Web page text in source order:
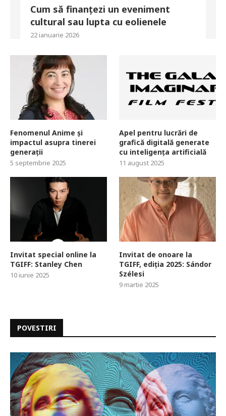
Cum să finanțezi un eveniment
cultural sau lupta cu eolienele
22 ianuarie 2026
Fenomenul Anime și
impactul asupra tinerei
generații
5 septembrie 2025
Apel pentru lucrări de
grafică digitală generate
cu inteligența artificială
11 august 2025
Invitat special online la
TGIFF: Stanley Chen
10 iunie 2025
Invitat de onoare la
TGIFF, ediția 2025: Sándor
Szélesi
9 martie 2025
POVESTIRI